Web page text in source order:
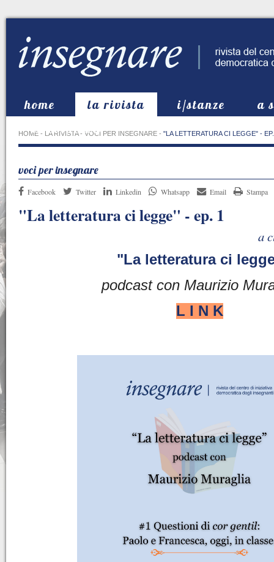
home la rivista i/stanze
a
in evidenza
HOME - LA RIVISTA- VOCI PER INSEGNARE - "LA LETTERATURA CI LEGGE" -
voci per insegnare
Facebook Twitter Linkedin Whatsapp Email Stampa
"La letteratura ci legge" - ep. 1
a
"La letteratura ci
podcast con Maurizio
L I N K